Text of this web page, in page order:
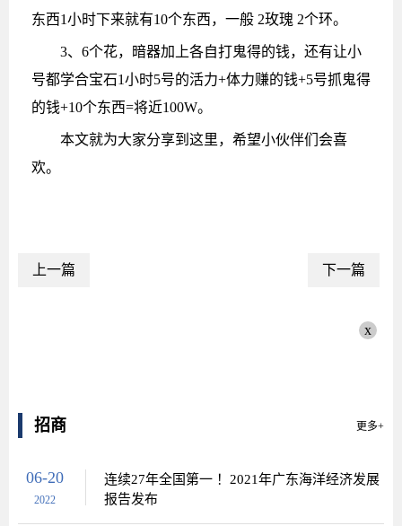
东西1小时下来就有10个东西，一般 2玫瑰 2个环。
3、6个花，暗器加上各自打鬼得的钱，还有让小
号都学合宝石1小时5号的活力+体力赚的钱+5号抓鬼得
的钱+10个东西=将近100W。
本文就为大家分享到这里，希望小伙伴们会喜
欢。
上一篇 下一篇
x
招商 更多+
06-20
2022
连续27年全国第一 ！2021年广东海洋经济发展
报告发布